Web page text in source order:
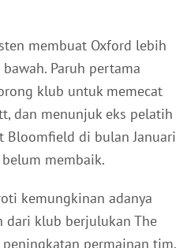
membuat Oxford lebih
Paruh pertama
klub untuk memecat
dan menunjuk eks pelatih
Bloomfield di bulan Januari
membaik.
kemungkinan adanya
dari klub berjulukan The
permainan tim,